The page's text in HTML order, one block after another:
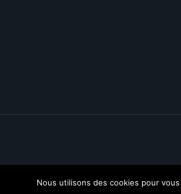
Nous utilisons des cookies pour